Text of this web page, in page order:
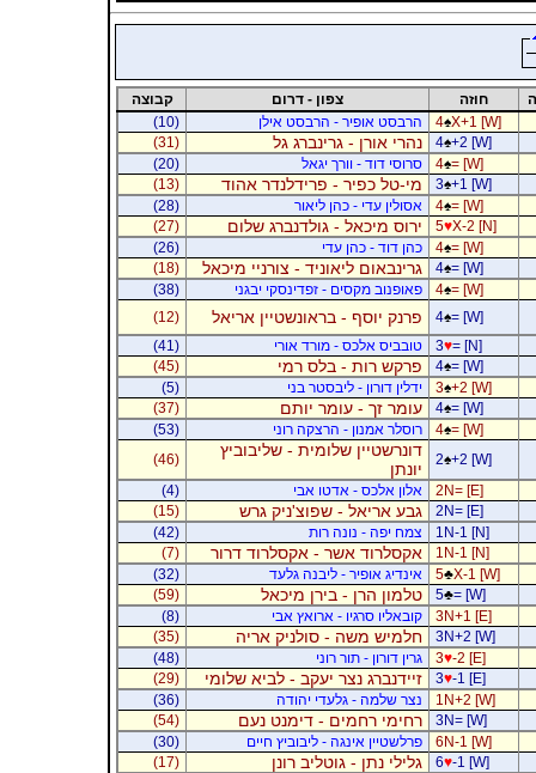
חוזה צפון - דרום
קבוצה
4♠X+1 [W] הרבסט אופיר - הרבסט אילן
(10)
4♠+2 [W] נהרי אורן - גרינברג גל
(31)
4♠= [W] סרוסי דוד - וורך יגאל
(20)
3♠+1 [W] מי-טל כפיר - פרידלנדר אהוד
(13)
4♠= [W] אסולין עדי - כהן ליאור
(28)
5♥X-2 [N] ירוס מיכאל - גולדנברג שלום
(27)
4♠= [W] כהן דוד - כהן עדי
(26)
4♠= [W] גרינבאום ליאוניד - צורניי מיכאל
(18)
4♠= [W] פאופנוב מקסים - זפדינסקי יבגני
(38)
4♠= [W] פרנק יוסף - בראונשטיין אריאל
(12)
3♥= [N] טובביס אלכס - מורד אורי
(41)
4♠= [W] פרקש רות - בלס רמי
(45)
3♠+2 [W] ידלין דורון - ליבסטר בני
(5)
4♠= [W] עומר זך - עומר יותם
(37)
4♠= [W] רוסלר אמנון - הרצקה רוני
(53)
2♠+2 [W]
דונרשטיין שלומית - שליבוביץ
יונתן
(46)
2N= [E]
אלון אלכס - אדטו אבי
(4)
2N= [E]
גבע אריאל - שפוצ'ניק גרש
(15)
1N-1 [N]
צמח יפה - נונה רות
(42)
1N-1 [N]
אקסלרוד אשר - אקסלרוד דרור
(7)
5♣X-1 [W] אינדיג אופיר - ליבנה גלעד
(32)
5♣= [W] טלמון הרן - בירן מיכאל
(59)
3N+1 [E]
קובאליו סרגיו - ארואץ אבי
(8)
3N+2 [W]
חלמיש משה - סולניק אריה
(35)
3♥-2 [E] גרין דורון - תור רוני
(48)
3♥-1 [E] זיידנברג נצר יעקב - לביא שלומי
(29)
1N+2 [W]
נצר שלמה - גלעדי יהודה
(36)
3N= [W]
רחימי רחמים - דימנט נעם
(54)
6N-1 [W]
פרלשטיין אינגה - ליבוביץ חיים
(30)
6♥-1 [W] גלילי נתן - גוטליב רונן
(17)